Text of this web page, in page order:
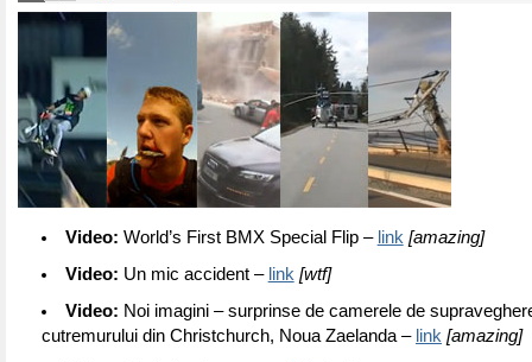
Video: World’s First BMX Special Flip – link [amazing]
Video: Un mic accident – link [wtf]
Video: Noi imagini – surprinse de camerele de
cutremurului din Christchurch, Noua Zaelanda – link [amazing]